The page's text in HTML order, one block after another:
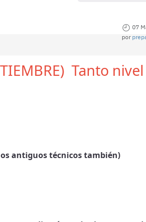
07
por
Tanto nivel
antiguos técnicos también)